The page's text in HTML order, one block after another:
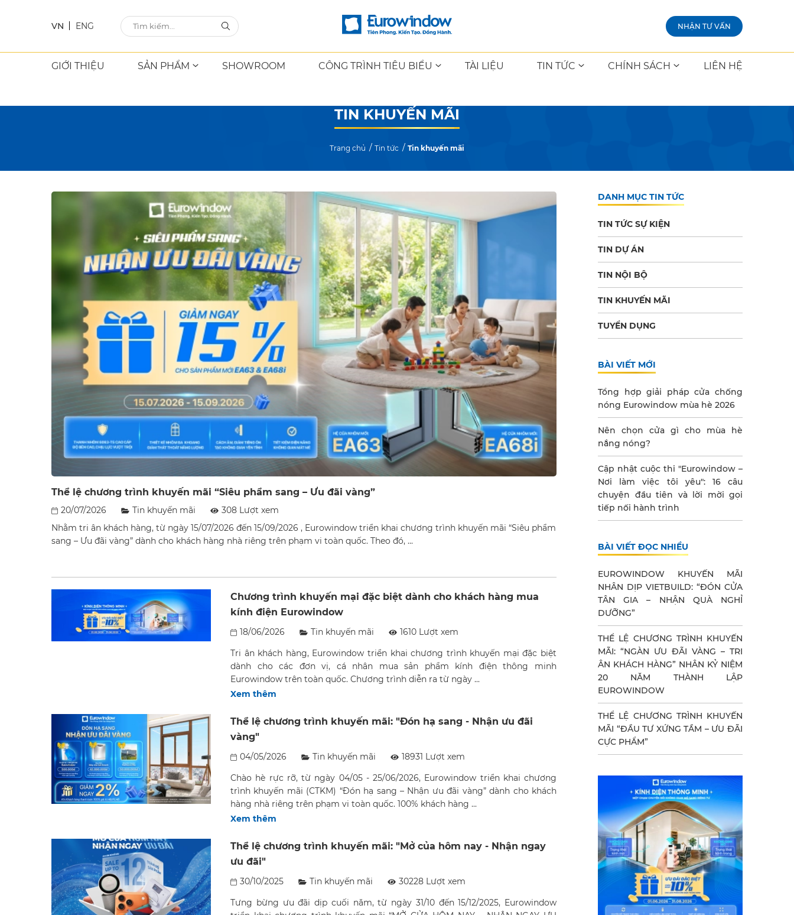
VN ENG NHẬN TƯ VẤN
GIỚI THIỆU SẢN PHẨM SHOWROOM CÔNG TRÌNH TIÊU BIỂU TÀI LIỆU TIN TỨC CHÍNH SÁCH LIÊN HỆ
TIN KHUYẾN MÃI
Trang chủ Tin tức Tin khuyến mãi
Thể lệ chương trình khuyến mãi “Siêu phẩm sang – Ưu đãi vàng”
20/07/2026 Tin khuyến mãi
308 Lượt xem
Nhằm tri ân khách hàng, từ ngày 15/07/2026 đến 15/09/2026 , Eurowindow triển khai chương trình khuyến mãi “Siêu phẩm
sang – Ưu đãi vàng” dành cho khách hàng nhà riêng trên phạm vi toàn quốc. Theo đó, ...
Chương trình khuyến mại đặc biệt dành cho khách hàng mua
kính điện Eurowindow
18/06/2026 Tin khuyến mãi
1610 Lượt xem
Tri ân khách hàng, Eurowindow triển khai chương trình khuyến mại đặc biệt
dành cho các đơn vị, cá nhân mua sản phẩm kính điện thông minh
Eurowindow trên toàn quốc. Chương trình diễn ra từ ngày ...
Xem thêm
Thể lệ chương trình khuyến mãi: "Đón hạ sang - Nhận ưu đãi
vàng"
04/05/2026 Tin khuyến mãi
18931 Lượt xem
Chào hè rực rỡ, từ ngày 04/05 - 25/06/2026, Eurowindow triển khai chương
trình khuyến mãi (CTKM) “Đón hạ sang – Nhận ưu đãi vàng” dành cho khách
hàng nhà riêng trên phạm vi toàn quốc. 100% khách hàng ...
Xem thêm
Thể lệ chương trình khuyến mãi: "Mở của hôm nay - Nhận ngay
ưu đãi"
30/10/2025 Tin khuyến mãi
30228 Lượt xem
Tưng bừng ưu đãi dịp cuối năm, từ ngày 31/10 đến 15/12/2025, Eurowindow
DANH MỤC TIN TỨC
TIN TỨC SỰ KIỆN
TIN DỰ ÁN
TIN NỘI BỘ
TIN KHUYẾN MÃI
TUYỂN DỤNG
BÀI VIẾT MỚI
Tổng hợp giải pháp cửa chống
nóng Eurowindow mùa hè 2026
Nên chọn cửa gì cho mùa hè
nắng nóng?
Cập nhật cuộc thi "Eurowindow –
Nơi làm việc tôi yêu": 16 câu
chuyện đầu tiên và lời mời gọi
tiếp nối hành trình
BÀI VIẾT ĐỌC NHIỀU
EUROWINDOW KHUYẾN MÃI
NHÂN DỊP VIETBUILD: “ĐÓN CỬA
TÂN GIA – NHẬN QUÀ NGHỈ
DƯỠNG”
THỂ LỆ CHƯƠNG TRÌNH KHUYẾN
MÃI: “NGÀN ƯU ĐÃI VÀNG – TRI
ÂN KHÁCH HÀNG” NHÂN KỶ NIỆM
20 NĂM THÀNH LẬP
EUROWINDOW
THỂ LỆ CHƯƠNG TRÌNH KHUYẾN
MÃI “ĐẦU TƯ XỨNG TẦM – ƯU ĐÃI
CỰC PHẨM”